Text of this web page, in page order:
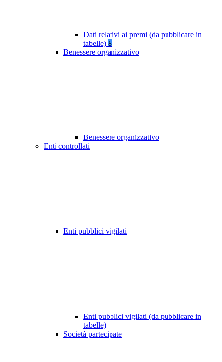
Dati relativi ai premi (da pubblicare in
tabelle) 8
Benessere organizzativo
Benessere organizzativo
Enti controllati
Enti pubblici vigilati
Enti pubblici vigilati (da pubblicare in
tabelle)
Società partecipate